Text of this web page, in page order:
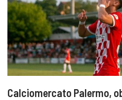
Calciomercato Palermo,